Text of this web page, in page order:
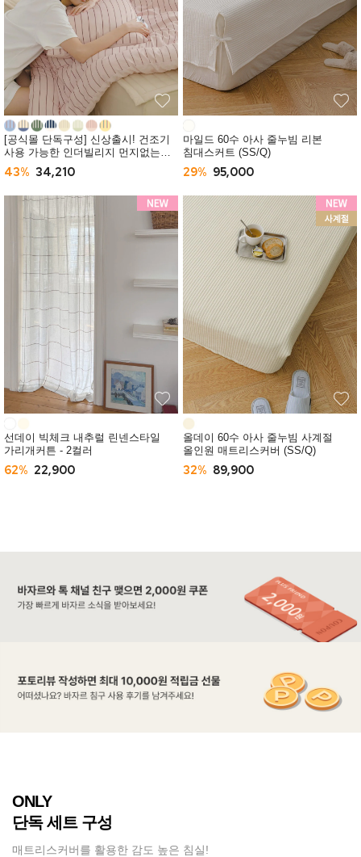
[공식몰 단독구성] 신상출시! 건조기
사용 가능한 인더빌리지 먼지없는
사계절 차렵이불 (SS/Q) -10컬러
43% 34,210
마일드 60수 아사 줄누빔 리본
침대스커트 (SS/Q)
29% 95,000
선데이 빅체크 내추럴 린넨스타일
가리개커튼 - 2컬러
62% 22,900
올데이 60수 아사 줄누빔 사계절
올인원 매트리스커버 (SS/Q)
32% 89,900
ONLY
단독 세트 구성
매트리스커버를 활용한 감도 높은 침실!